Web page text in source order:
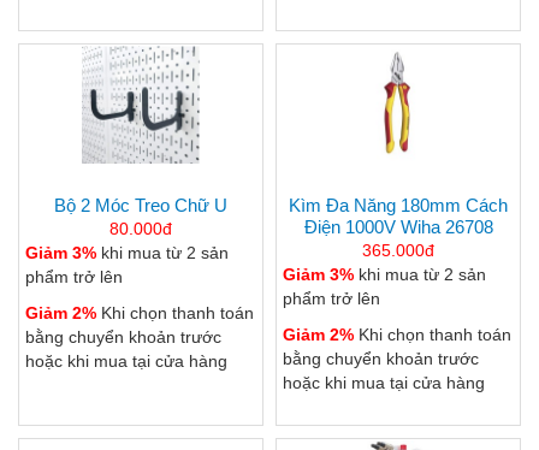
Bộ 2 Móc Treo Chữ U
80.000đ
Giảm 3% khi mua từ 2 sản
phẩm trở lên
Giảm 2% Khi chọn thanh toán
bằng chuyển khoản trước
hoặc khi mua tại cửa hàng
Kìm Đa Năng 180mm Cách
Điện 1000V Wiha 26708
365.000đ
Giảm 3% khi mua từ 2 sản
phẩm trở lên
Giảm 2% Khi chọn thanh toán
bằng chuyển khoản trước
hoặc khi mua tại cửa hàng